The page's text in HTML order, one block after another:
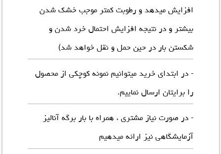
افزایش میدهد و رطوبت کمتر موجب خشک شدن
بیشتر و در نتیجه افزایش احتمال خرد شدن و
شکستن بار در حین حمل و نقل خواهد شد)
- در ابتدای خرید میتوانیم نمونه کوچکی از محصول
را برایتان ارسال نماییم.
- در صورت نیاز مشتری ، همراه با بار برگه آنالیز
آزمایشگاهی نیز ارائه میدهیم